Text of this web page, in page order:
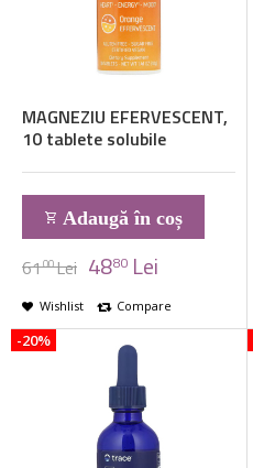
MAGNEZIU EFERVESCENT,
10 tablete solubile
Adaugă în coș
6100Lei 4880 Lei
Wishlist Compare
-20%